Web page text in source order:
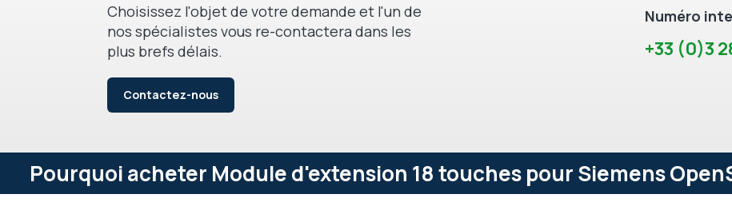
Choisissez l'objet de votre demande et l'un de
nos spécialistes vous re-contactera dans les
plus brefs délais.
Contactez-nous
Numéro
+33 (0)3
Pourquoi acheter Module d'extension 18 touches pour Siemens